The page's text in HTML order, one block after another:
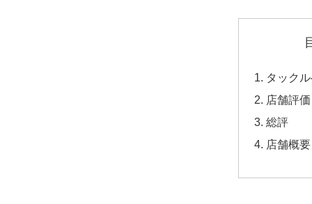
タック
店舗評価
総評
店舗概要